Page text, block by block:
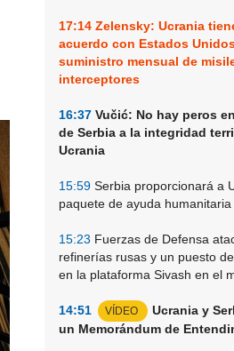
17:14 Zelensky: Ucrania
acuerdo con Estados
suministro mensual de
interceptores
16:37 Vučić: No hay peros
de Serbia a la integridad
Ucrania
15:59 Serbia proporcionará a
paquete de ayuda humanitaria
15:23 Fuerzas de Defensa
refinerías rusas y un puesto
en la plataforma Sivash en el
14:51 VÍDEO
Ucrania y
un Memorándum de